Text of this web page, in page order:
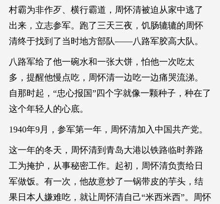
村霸为非作歹、横行霸道，周怀清被迫从家中逃了
出来，立志参军。跑了三天三夜，饥肠辘辘的周怀
清终于找到了当时地方部队——八路军胶高大队。
八路军给了他一碗水和一张大饼，怕他一次吃太
多，提醒他慢点吃，周怀清一边吃一边痛哭流涕。
自那时起，“忠心报国”四个字就像一颗种子，种在了
这个年轻人的心底。
1940年9月，参军第一年，周怀清加入中国共产党。
这一年的冬天，周怀清到青岛大港以铁路临时养路
工为掩护，从事秘密工作。起初，周怀清负责给日
军做饭。有一次，他故意炒了一锅带皮的芋头，结
果日本人嫌难吃，就让周怀清自己“米西米西”。周怀